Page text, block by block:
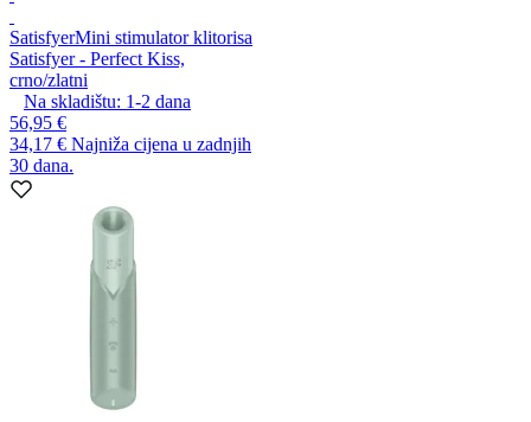
SatisfyerMini stimulator klitorisa
Satisfyer - Perfect Kiss,
crno/zlatni
Na skladištu: 1-2 dana
56,95 €
34,17 € Najniža cijena u zadnjih
30 dana.